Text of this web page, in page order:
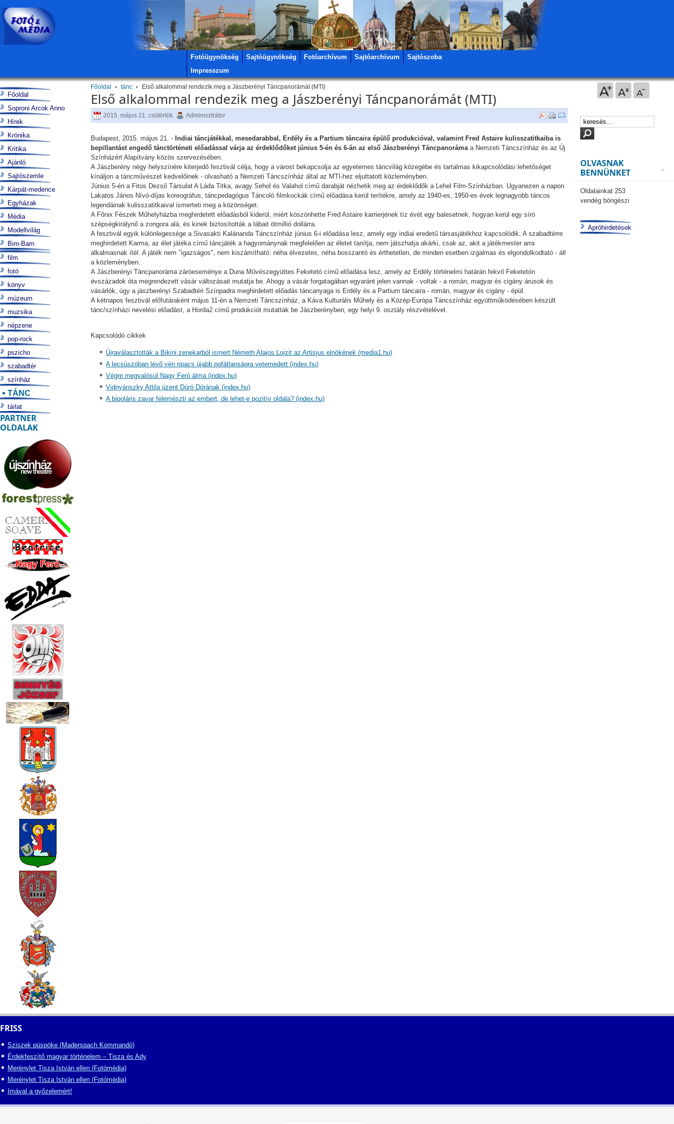
Fotóügynökség Sajtóügynökség Fotóarchívum Sajtóarchívum
Sajtószoba
Impresszum
Főoldal tánc Első alkalommal rendezik meg a Jászberényi Táncpanorámát (MTI)
Első alkalommal rendezik meg a Jászberényi Táncpanorámát (MTI)
2015. május 21. csütörtök Adminisztrátor
Budapest, 2015. május 21. - Indiai táncjátékkal, mesedarabbal, Erdély és a Partium táncaira épülő produkcióval, valamint Fred Astaire kulisszatitkaiba is
bepillantást engedő tánctörténeti előadással várja az érdeklődőket június 5-én és 6-án az első Jászberényi Táncpanorámaa Nemzeti Táncszínház és az Új
Színházért Alapítvány közös szervezésében.
A Jászberény négy helyszínére kiterjedő fesztivál célja, hogy a várost bekapcsolja az egyetemes táncvilág közegébe és tartalmas kikapcsolódási lehetőséget
kínáljon a táncművészet kedvelőinek - olvasható a Nemzeti Táncszínház által az MTI-hez eljuttatott közleményben.
Június 5-én a Fitos Dezső Társulat A Láda Titka, avagy Sehol és Valahol című darabját nézhetik meg az érdeklődők a Lehel Film-Színházban. Ugyanezen a napon
Lakatos János Nívó-díjas koreográfus, táncpedagógus Táncoló filmkockák című előadása kerül terítékre, amely az 1940-es, 1950-es évek legnagyobb táncos
legendáinak kulisszatitkaival ismerteti meg a közönséget.
A Főnix Fészek Műhelyházba meghirdetett előadásból kiderül, miért köszönhette Fred Astaire karrierjének tíz évét egy balesetnek, hogyan kerül egy síró
szépségkirálynő a zongora alá, és kinek biztosították a lábait ötmillió dollárra.
A fesztivál egyik különlegessége a Sivasakti Kalánanda Táncszínház június 6-i előadása lesz, amely egy indiai eredetű társasjátékhoz kapcsolódik. A szabadtérre
meghirdetett Karma, az élet játéka című táncjáték a hagyománynak megfelelően az életet tanítja, nem játszhatja akárki, csak az, akit a játékmester arra
alkalmasnak ítél. A játék nem "igazságos", nem kiszámítható: néha élvezetes, néha bosszantó és érthetetlen, de minden esetben izgalmas és elgondolkodtató - áll
a közleményben.
A Jászberényi Táncpanoráma záróeseménye a Duna Művészegyüttes Feketetó című előadása lesz, amely az Erdély történelmi határán fekvő Feketetón
évszázadok óta megrendezett vásár változásait mutatja be. Ahogy a vásár forgatagában egyaránt jelen vannak - voltak - a román, magyar és cigány árusok és
vásárlók, úgy a jászberényi Szabadtéri Színpadra meghirdetett előadás táncanyaga is Erdély és a Partium táncaira - román, magyar és cigány - épül.
A kétnapos fesztivál előfutáraként május 11-én a Nemzeti Táncszínház, a Káva Kulturális Műhely és a Közép-Európa Táncszínház együttműködésében készült
tánc/színházi nevelési előadást, a Horda2 című produkciót mutatták be Jászberényben, egy helyi 9. osztály részvételével.
Kapcsolódó cikkek
Újraválasztották a Bikini zenekarból ismert Németh Alajos Lojzit az Artisjus elnökének (media1.hu)
A lecsúszóban lévő vén ripacs újabb pofátlanságra vetemedett (index.hu)
Végre megvalósul Nagy Feró álma (index.hu)
Vidnyánszky Attila üzent Dúró Dórának (index.hu)
A bipoláris zavar felemészti az embert, de lehet-e pozitív oldala? (index.hu)
Főoldal
Soproni Arcok Anno
Hírek
Krónika
Kritika
Ajánló
Sajtószemle
Kárpát-medence
Egyházak
Média
Modellvilág
Bim-Bam
film
fotó
könyv
múzeum
muzsika
népzene
pop-rock
pszicho
szabadtér
színház
TÁNC
tárlat
PARTNER
OLDALAK
OLVASNAK
BENNÜNKET
Oldalainkat 253
vendég böngészi
Apróhirdetések
FRISS
Sziszek püspöke (Maderspach Kommandó)
Érdekfeszítő magyar történelem – Tisza és Ady
Merénylet Tisza István ellen (Fotómédia)
Merénylet Tisza István ellen (Fotómédia)
Imával a győzelemért!